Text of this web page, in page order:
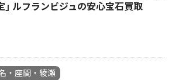
｣ ルフランビジュの安心宝石買取
・座間・綾瀬